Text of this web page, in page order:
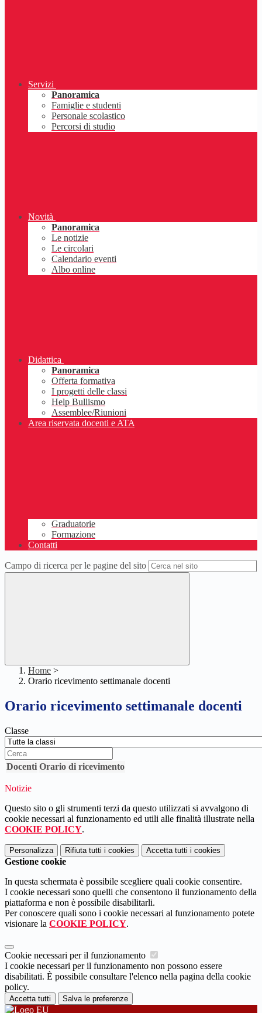
Servizi
Panoramica
Famiglie e studenti
Personale scolastico
Percorsi di studio
Novità
Panoramica
Le notizie
Le circolari
Calendario eventi
Albo online
Didattica
Panoramica
Offerta formativa
I progetti delle classi
Help Bullismo
Assemblee/Riunioni
Area riservata docenti e ATA
Graduatorie
Formazione
Contatti
Campo di ricerca per le pagine del sito
Home >
Orario ricevimento settimanale docenti
Orario ricevimento settimanale docenti
Classe
Docenti Orario di ricevimento
Notizie
Questo sito o gli strumenti terzi da questo utilizzati si avvalgono di
cookie necessari al funzionamento ed utili alle finalità illustrate nella
COOKIE POLICY.
Personalizza Rifiuta tutti i cookies Accetta tutti i cookies
Gestione cookie
In questa schermata è possibile scegliere quali cookie consentire.
I cookie necessari sono quelli che consentono il funzionamento della
piattaforma e non è possibile disabilitarli.
Per conoscere quali sono i cookie necessari al funzionamento potete
visionare la COOKIE POLICY.
Cookie necessari per il funzionamento
I cookie necessari per il funzionamento non possono essere
disabilitati. È possibile consultare l'elenco nella pagina della cookie
policy.
Accetta tutti Salva le preferenze